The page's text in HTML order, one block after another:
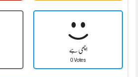
اچھی ہے
0 Votes